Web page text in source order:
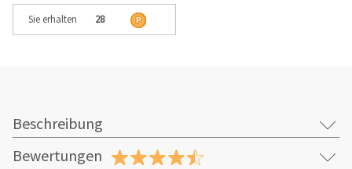
Sie erhalten 28
Beschreibung
Bewertungen